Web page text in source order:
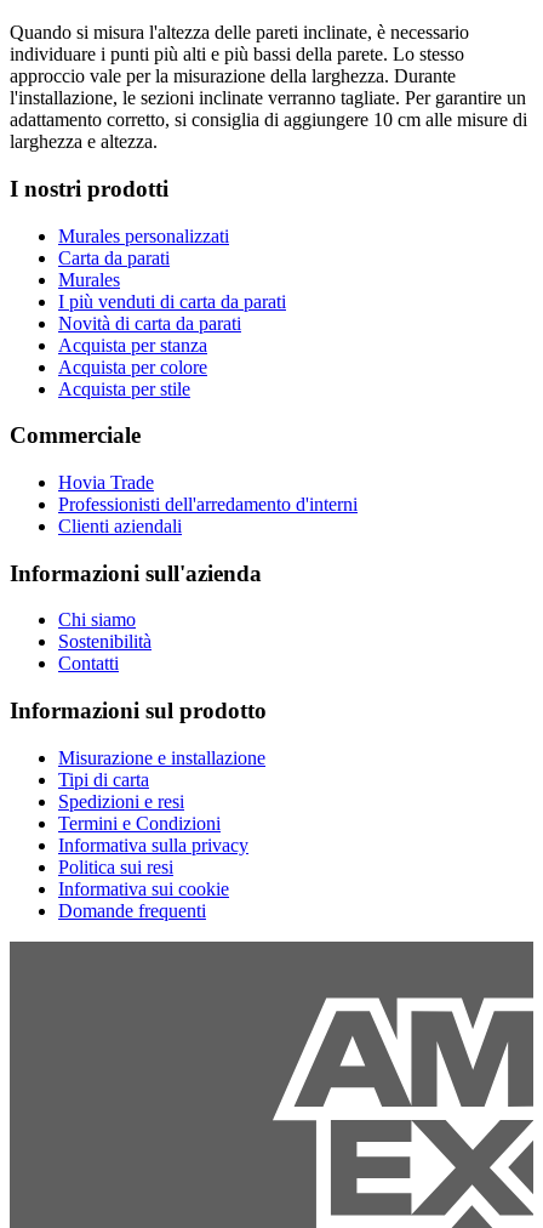
Quando si misura l'altezza delle pareti inclinate, è necessario
individuare i punti più alti e più bassi della parete. Lo stesso
approccio vale per la misurazione della larghezza. Durante
l'installazione, le sezioni inclinate verranno tagliate. Per garantire un
adattamento corretto, si consiglia di aggiungere 10 cm alle misure di
larghezza e altezza.
I nostri prodotti
Murales personalizzati
Carta da parati
Murales
I più venduti di carta da parati
Novità di carta da parati
Acquista per stanza
Acquista per colore
Acquista per stile
Commerciale
Hovia Trade
Professionisti dell'arredamento d'interni
Clienti aziendali
Informazioni sull'azienda
Chi siamo
Sostenibilità
Contatti
Informazioni sul prodotto
Misurazione e installazione
Tipi di carta
Spedizioni e resi
Termini e Condizioni
Informativa sulla privacy
Politica sui resi
Informativa sui cookie
Domande frequenti